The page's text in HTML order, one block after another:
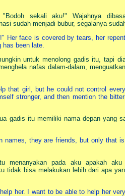
sekali aku!" Wajahnya
sudah menjadi bubur, segalanya
Her face is covered by tears, her
been late.
untuk menolong gadis itu, tapi
nafas dalam-dalam,
that girl, but he could not control
stronger, and then mention the
gadis itu memiliki nama depan yang
names, they are friends, but only that
menanyakan pada aku apakah
tidak bisa melakukan lebih dari apa
her. I want to be able to help her very